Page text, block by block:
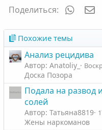
Поделиться:
Похожие темы
Анализ рецидива
Автор: Anatoliy_
Доска Позора
Подала на развод
солей
Автор: Татьяна8819
Жены наркоманов